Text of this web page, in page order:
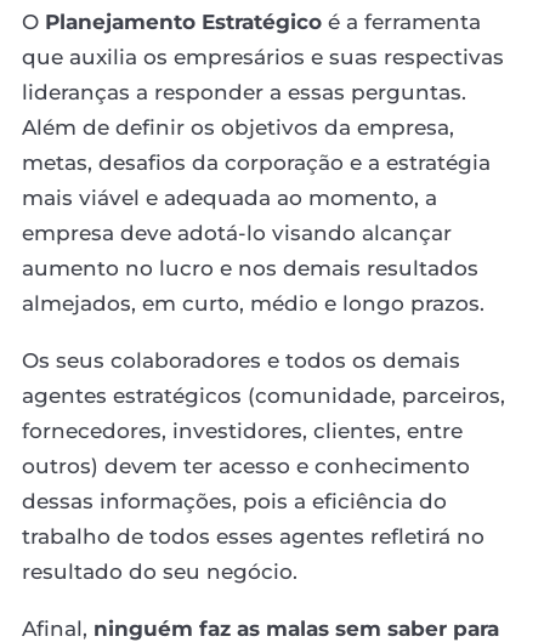
O Planejamento Estratégico é a ferramenta
que auxilia os empresários e suas respectivas
lideranças a responder a essas perguntas.
Além de definir os objetivos da empresa,
metas, desafios da corporação e a estratégia
mais viável e adequada ao momento, a
empresa deve adotá-lo visando alcançar
aumento no lucro e nos demais resultados
almejados, em curto, médio e longo prazos.
Os seus colaboradores e todos os demais
agentes estratégicos (comunidade, parceiros,
fornecedores, investidores, clientes, entre
outros) devem ter acesso e conhecimento
dessas informações, pois a eficiência do
trabalho de todos esses agentes refletirá no
resultado do seu negócio.
Afinal, ninguém faz as malas sem saber para